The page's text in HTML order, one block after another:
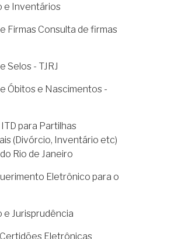
e Inventários
Firmas Consulta de firmas
Selos - TJRJ
Óbitos e Nascimentos -
para Partilhas
(Divórcio, Inventário etc)
Rio de Janeiro
Eletrônico para o
e Jurisprudência
Eletrônicas